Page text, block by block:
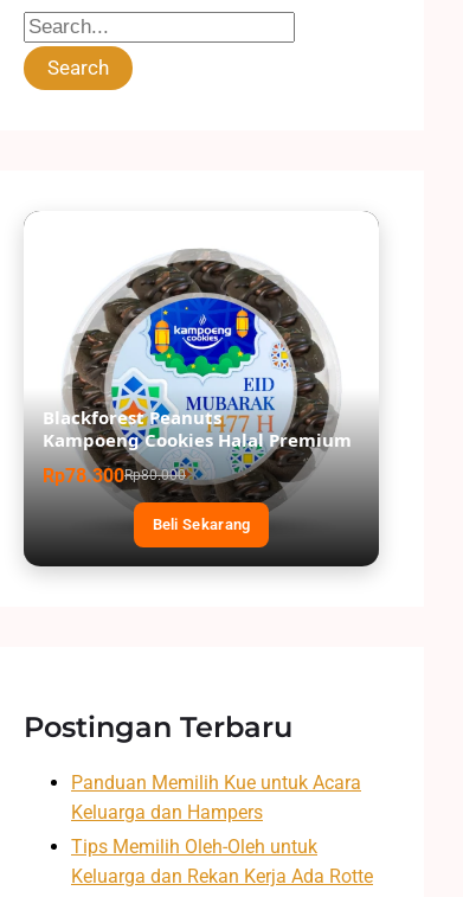
Blackforest Peanuts
Kampoeng Cookies Halal Premium
Rp78.300Rp80.000
Beli Sekarang
Postingan Terbaru
Panduan Memilih Kue untuk Acara
Keluarga dan Hampers
Tips Memilih Oleh-Oleh untuk
Keluarga dan Rekan Kerja Ada Rotte